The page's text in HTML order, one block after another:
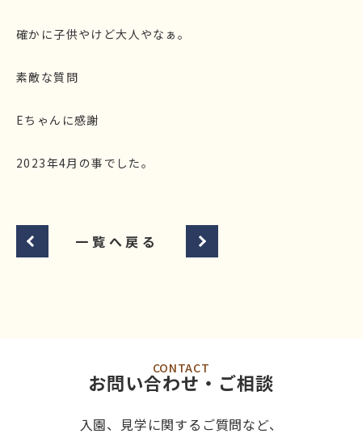
確かに子供やけど大人やなぁ。
素敵な質問
Eちゃんに感謝
2023年4月の事でした。
一覧へ戻る
CONTACT
お問い合わせ・ご相談
入園、見学に関するご質問など、